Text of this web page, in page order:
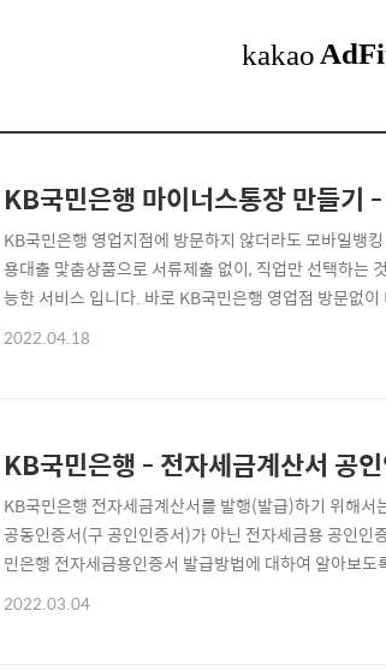
KB국민은행 마이너스통장 만들기
KB국민은행 영업지점에 방문하지 않더라도 모바일뱅
용대출 맟춤상품으로 서류제출 없이, 직업만 선택하는
능한 서비스 입니다. 바로 KB국민은행 영업점 방문없
KB국민은행 마이너스 통장 ⊙ 1. 마이너스통장 알아
2022.04.18
KB국민은행 - 전자세금계산서 공
KB국민은행 전자세금계산서를 발행(발급)하기 위해
공동인증서(구 공인인증서)가 아닌 전자세금용 공인
민은행 전자세금용인증서 발급방법에 대하여 알아보
발행방법 ☜ ⊙ 2. 인증서 준비하기 ☜ ⊙ 3.인증서 발급
2022.03.04